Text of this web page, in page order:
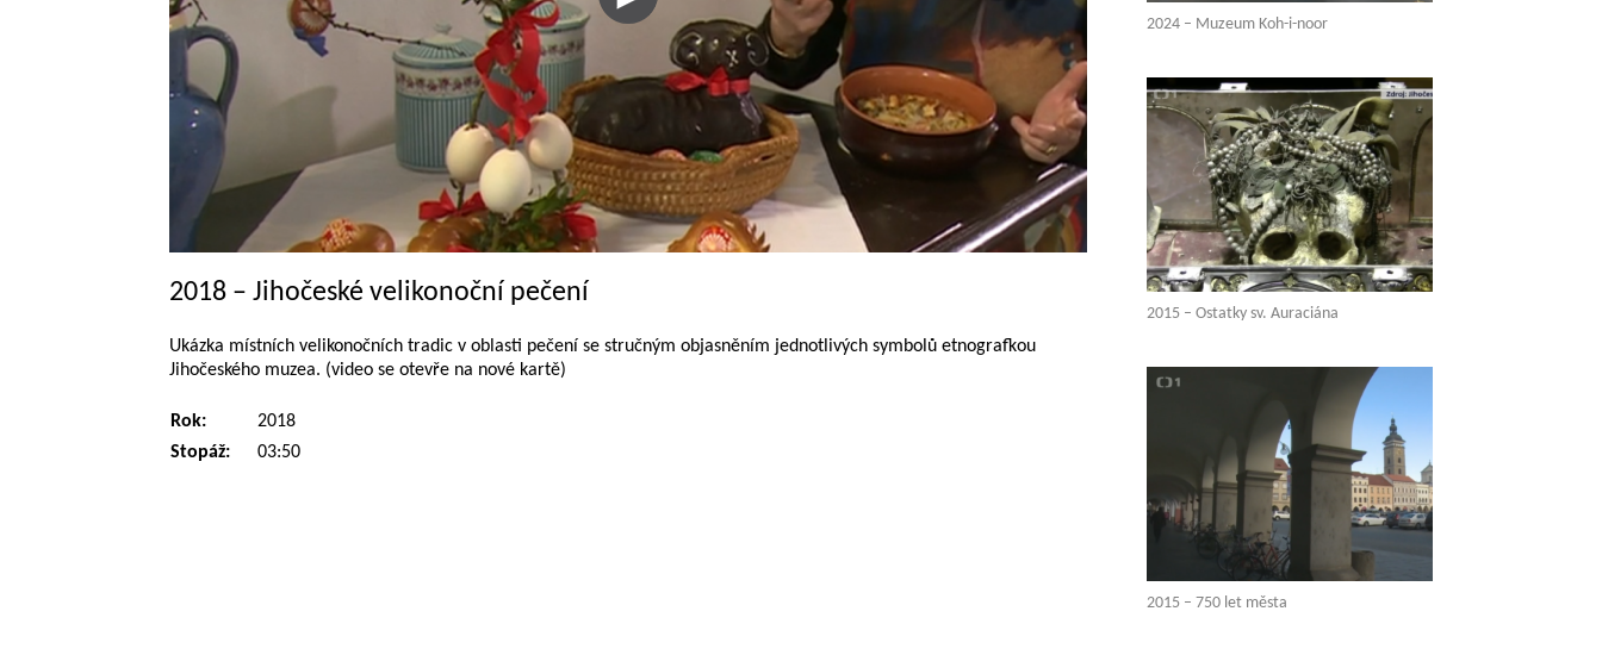
2018 – Jihočeské velikonoční pečení
Ukázka místních velikonočních tradic v oblasti pečení se stručným objasněním jednotlivých symbolů etnografkou
Jihočeského muzea. (video se otevře na nové kartě)
Rok:
2018
Stopáž:
03:50
2024 – Muzeum Koh-i-noor
2015 – Ostatky sv. Auraciána
2015 – 750 let města